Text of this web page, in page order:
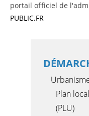
portail officiel de
PUBLIC.FR
Plan
(PLU)